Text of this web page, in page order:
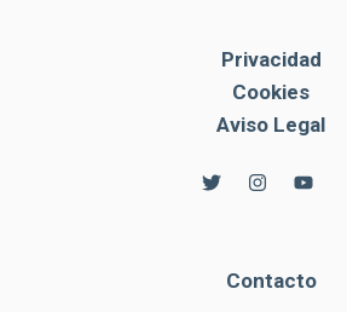
Privacidad
Cookies
Aviso Legal
Contacto